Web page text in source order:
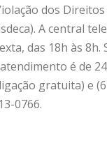
dos
A central
das 18h às 8h.
é de
gratuita) e
0766.